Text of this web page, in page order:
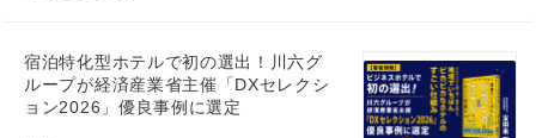
宿泊特化型ホテルで初の選出！川六グ
ループが経済産業省主催「DXセレクシ
ョン2026」優良事例に選定